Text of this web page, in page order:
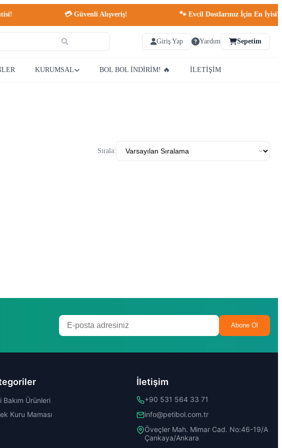
💳 Güvenli Alışveriş! 🐾 Evcil Dostlarınız İçin En İyisi!
Giriş Yap Yardım Sepetim
KURUMSAL BOL BOL İNDİRİM! 🔥 İLETİŞİM
Sırala:
Abone Ol
Bakım Ürünleri
Kuru Maması
İletişim
+90 531 564 33 71
info@petibol.com.tr
Öveçler Mah. Mimar Cad. No:46-19/A
Çankaya/Ankara